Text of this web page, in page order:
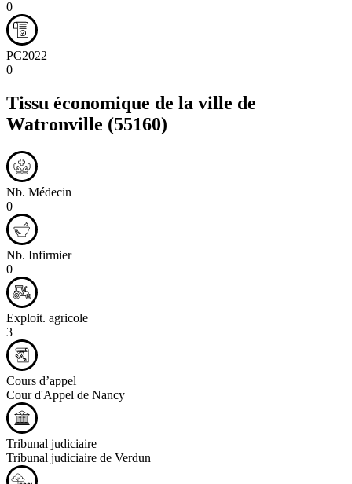
0
PC2022
0
Tissu économique de la ville de
Watronville (55160)
Nb. Médecin
0
Nb. Infirmier
0
Exploit. agricole
3
Cours d’appel
Cour d'Appel de Nancy
Tribunal judiciaire
Tribunal judiciaire de Verdun